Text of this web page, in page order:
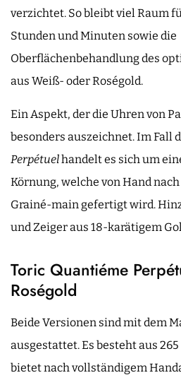
verzichtet. So bleibt viel Raum
Stunden und Minuten sowie die
Oberflächenbehandlung des
aus Weiß- oder Roségold.
Ein Aspekt, der die Uhren von
besonders auszeichnet. Im Fall
Perpétuelhandelt es sich um
Körnung, welche von Hand
Grainé-main gefertigt wird.
und Zeiger aus 18-karätigem
Toric Quantiéme
Roségold
Beide Versionen sind mit dem
ausgestattet. Es besteht aus
bietet nach vollständigem